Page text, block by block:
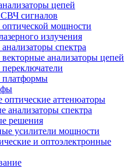
цепей
сигналов
мощности
излучения
спектра
анализаторы цепей
платформы
аттенюаторы
анализаторы спектра
решения
усилители мощности
и оптоэлектронные